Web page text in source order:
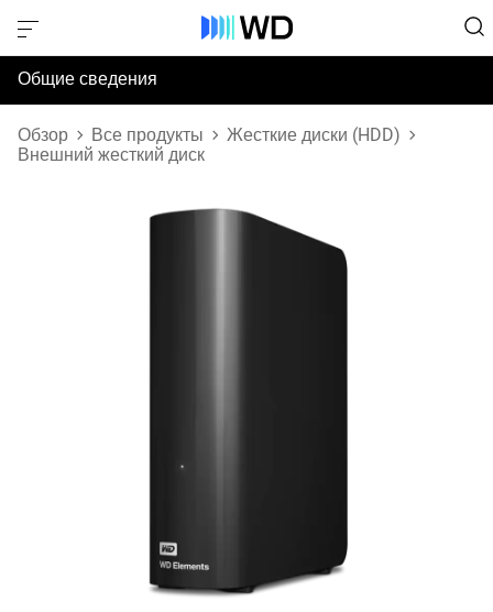
Общие сведения
Технические характеристики
Обзор Все продукты
Жесткие диски (HDD)
Внешний жесткий диск